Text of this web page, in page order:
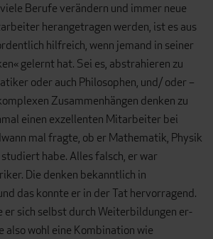
Berufe verändern und immer neue
her­angetragen werden, ist es aus
hilfreich, wenn jemand in seiner
gelernt hat. Sei es, abstrahieren zu
oder auch Philosophen, und/ oder –
Zusammenhängen denken zu
einen exzellenten Mitarbeiter bei
mal fragte, ob er Mathematik, Physik
habe. Alles falsch, er war
Die denken bekanntlich in
das konnte er in der Tat hervorra­gend.
er sich selbst durch Weiterbildungen er­
also wohl eine Kombination wie